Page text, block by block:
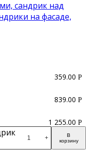
+
В
корзину
359.00 Р
839.00 Р
1 255.00 Р